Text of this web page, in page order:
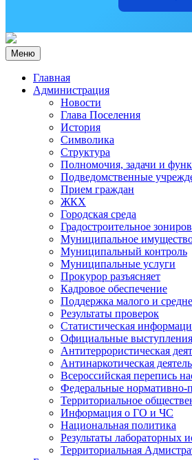
Меню
Главная
Администрация
Новости
Глава Поселения
История
Символика
Структура
Полномочия, задачи и
Подведомственные
Прием граждан
ЖКХ
Городская среда
Градостроительное
Муниципальное
Муниципальный контроль
Муниципальные услуги
Прокурор разъясняет
Кадровое обеспечение
Поддержка малого и
Результаты проверок
Статистическая
Официальные выступления
Антитеррористическая
Антинаркотическая
Всероссийская перепись
Федеральные нормативно-
Территориальное
Информация о ГО и ЧС
Национальная политика
Результаты лабораторных
Территориальная